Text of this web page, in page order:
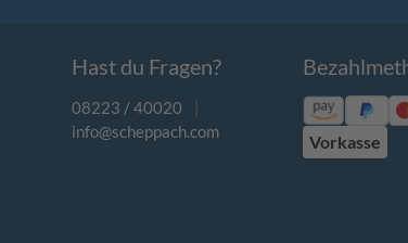
Hast du Fragen?
08223 / 40020
|
info@scheppach.com
Vorkasse